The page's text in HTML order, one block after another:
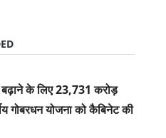
बढ़ाने के लिए 23,731 करोड़
गोबरधन योजना को कैबिनेट की